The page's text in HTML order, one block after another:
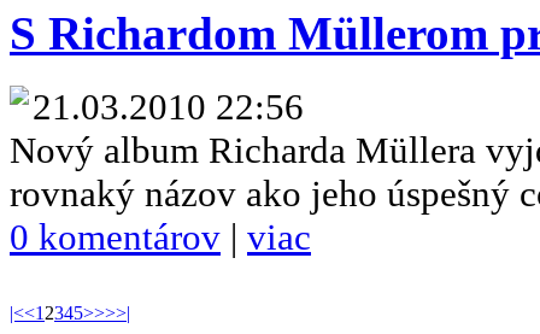
S Richardom Müllerom
21.03.2010 22:56
Nový album Richarda Müllera
rovnaký názov ako jeho úspešný
0 komentárov | viac
|<<12345>>>>|